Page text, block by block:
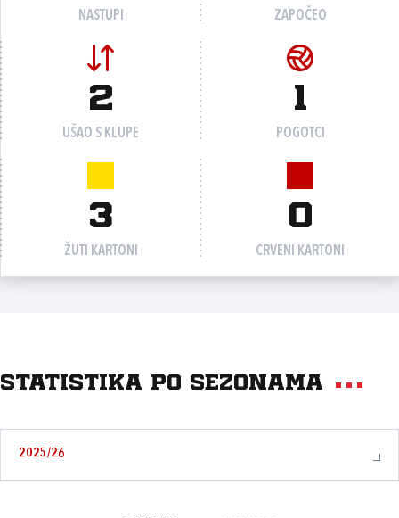
NASTUPI ZAPOČEO
2
UŠAO S KLUPE
1
POGOTCI
3
ŽUTI KARTONI
0
CRVENI KARTONI
Statistika po sezonama
2025/26